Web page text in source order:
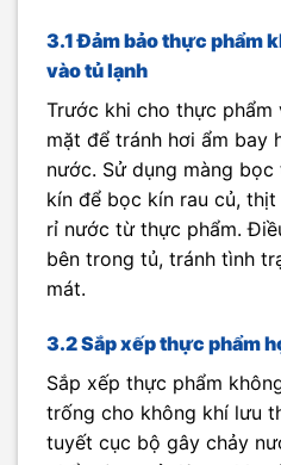
3.1 Đảm bảo thực phẩm
vào tủ lạnh
Trước khi cho thực phẩm
mặt để tránh hơi ẩm bay
nước. Sử dụng màng
kín để bọc kín rau củ,
rỉ nước từ thực phẩm.
bên trong tủ, tránh tình
mát.
3.2 Sắp xếp thực phẩm
Sắp xếp thực phẩm
trống cho không khí lưu
tuyết cục bộ gây chảy